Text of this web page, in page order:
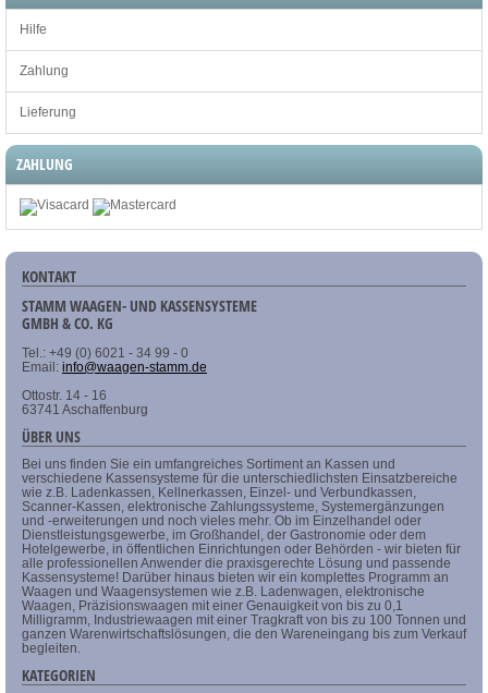
Hilfe
Zahlung
Lieferung
ZAHLUNG
KONTAKT
STAMM WAAGEN- UND KASSENSYSTEME
GMBH & CO. KG
Tel.: +49 (0) 6021 - 34 99 - 0
Email: info@waagen-stamm.de
Ottostr. 14 - 16
63741 Aschaffenburg
ÜBER UNS
Bei uns finden Sie ein umfangreiches Sortiment an Kassen und
verschiedene Kassensysteme für die unterschiedlichsten Einsatzbereiche
wie z.B. Ladenkassen, Kellnerkassen, Einzel- und Verbundkassen,
Scanner-Kassen, elektronische Zahlungssysteme, Systemergänzungen
und -erweiterungen und noch vieles mehr. Ob im Einzelhandel oder
Dienstleistungsgewerbe, im Großhandel, der Gastronomie oder dem
Hotelgewerbe, in öffentlichen Einrichtungen oder Behörden - wir bieten für
alle professionellen Anwender die praxisgerechte Lösung und passende
Kassensysteme! Darüber hinaus bieten wir ein komplettes Programm an
Waagen und Waagensystemen wie z.B. Ladenwagen, elektronische
Waagen, Präzisionswaagen mit einer Genauigkeit von bis zu 0,1
Milligramm, Industriewaagen mit einer Tragkraft von bis zu 100 Tonnen und
ganzen Warenwirtschaftslösungen, die den Wareneingang bis zum Verkauf
begleiten.
KATEGORIEN